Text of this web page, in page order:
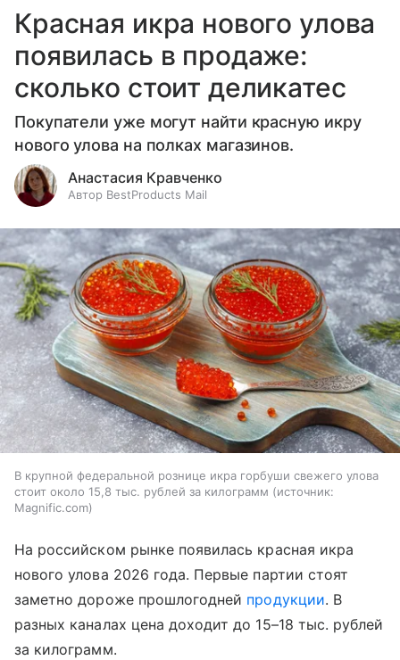
Красная икра нового улова
появилась в продаже:
сколько стоит деликатес
Покупатели уже могут найти красную икру
нового улова на полках магазинов.
Анастасия Кравченко
Автор BestProducts Mail
В крупной федеральной рознице икра горбуши свежего улова
стоит около 15,8 тыс. рублей за килограмм
источник:
Magnific.com
На российском рынке появилась красная икра
нового улова 2026 года. Первые партии стоят
заметно дороже прошлогодней продукции. В
разных каналах цена доходит до 15–18 тыс. рублей
за килограмм.